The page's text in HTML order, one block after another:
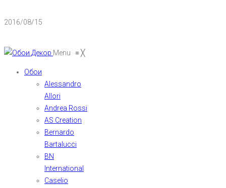
2016/08/15
Menu ≡╳
Обои
Alessandro
Allori
Andrea Rossi
AS Creation
Bernardo
Bartalucci
BN
International
Caselio